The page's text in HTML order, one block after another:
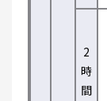
2
時
間